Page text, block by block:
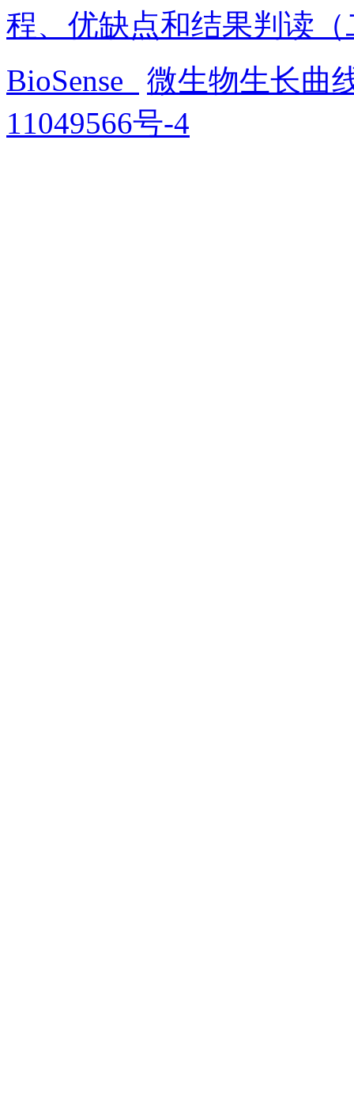
程、优缺点和结果判读（
BioSense
微生物生长曲
11049566号-4